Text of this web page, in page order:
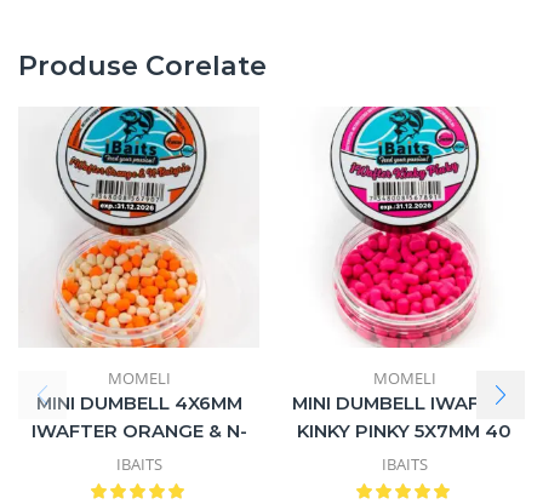
Produse Corelate
MOMELI
MINI DUMBELL 4X6MM
IWAFTER ORANGE & N-
BUTYRIC 40 ML
IBAITS
MOMELI
MINI DUMBELL IWAFTER
KINKY PINKY 5X7MM 40
ML
IBAITS